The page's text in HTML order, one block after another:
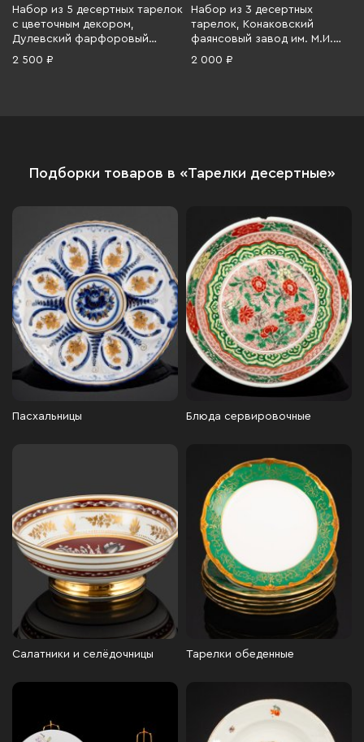
Набор из 5 десертных тарелок
с цветочным декором,
Дулевский фарфоровый
завод (Дулёво), фарфор,
2 500 ₽
Набор из 3 десертных
тарелок, Конаковский
фаянсовый завод им. М.И.
Калинина (ЗиК Конаково),
2 000 ₽
Подборки товаров в «Тарелки десертные»
Пасхальницы Блюда сервировочные
Салатники и селёдочницы Тарелки обеденные